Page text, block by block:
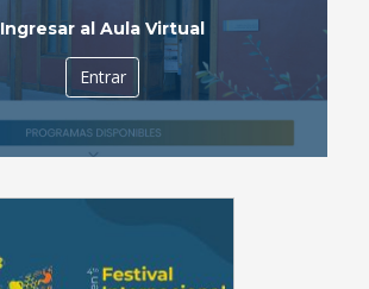
Ingresar al Aula Virtual
Entrar